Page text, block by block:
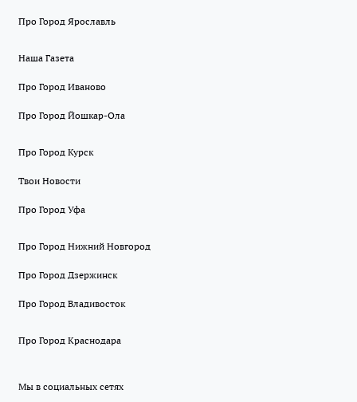
Про Город Ярославль
Наша Газета
Про Город Иваново
Про Город Йошкар-Ола
Про Город Курск
Твои Новости
Про Город Уфа
Про Город Нижний Новгород
Про Город Дзержинск
Про Город Владивосток
Про Город Краснодара
Мы в социальных сетях